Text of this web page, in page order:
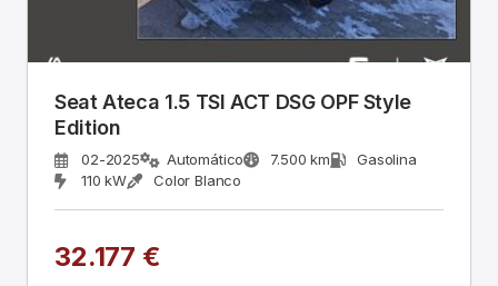
Seat Ateca 1.5 TSI ACT DSG OPF Style
Edition
02-2025 Automático 7.500 km
Gasolina
110 kW
Color Blanco
32.177 €